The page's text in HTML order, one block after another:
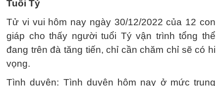
Tuổi Tý
Tử vi vui hôm nay ngày 30/12/2022 của 12 con
giáp cho thấy người tuổi Tý vận trình tổng thể
đang trên đà tăng tiến, chỉ cần chăm chỉ sẽ có hi
vọng.
Tình duyên: Tình duyên hôm nay ở mức trung